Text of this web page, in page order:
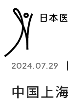
2024.07.29
中国上